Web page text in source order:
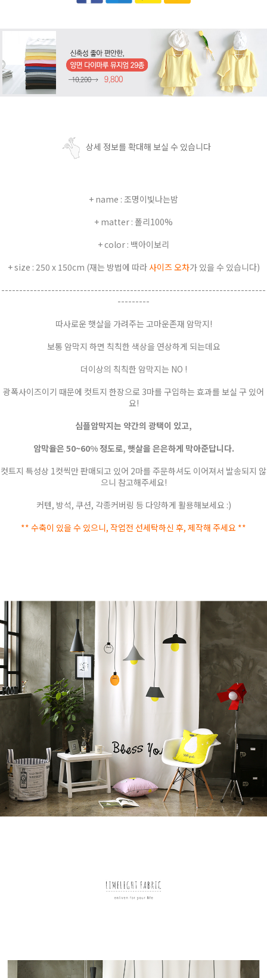
상세 정보를 확대해 보실 수 있습니다
+ name : 조명이빛나는밤
+ matter : 폴리100%
+ color : 백아이보리
+ size : 250 x 150cm (재는 방법에 따라사이즈 오차가 있을 수 있습니다)
--------------------------------------------------------------------------
---------
따사로운 햇살을 가려주는 고마운존재 암막지!
보통 암막지 하면 칙칙한 색상을 연상하게 되는데요
더이상의 칙칙한 암막지는 NO !
광폭사이즈이기 때문에 컷트지 한장으로 3마를 구입하는 효과를 보실 구 있어
요!
심플암막지는 약간의 광택이 있고,
암막율은 50~60% 정도로, 햇살을 은은하게 막아준답니다.
컷트지 특성상 1컷씩만 판매되고 있어 2마를 주문하셔도 이어져서 발송되지 않
으니 참고해주세요!
커텐, 방석, 쿠션, 각종커버링 등 다양하게 활용해보세요 :)
** 수축이 있을 수 있으니, 작업전 선세탁하신 후, 제작해 주세요 **